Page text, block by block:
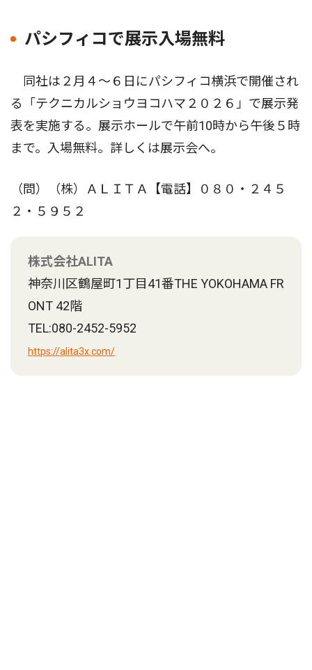
パシフィコで展示入場無料
同社は２月４〜６日にパシフィコ横浜で開催され
る「テクニカルショウヨコハマ２０２６」で展示発
表を実施する。展示ホールで午前10時から午後５時
まで。入場無料。詳しくは展示会へ。
（問）（株）ＡＬＩＴＡ【電話】０８０・２４５
２・５９５２
株式会社ALITA
神奈川区鶴屋町1丁目41番THE YOKOHAMA FR
ONT 42階
TEL:080-2452-5952
https://alita3x.com/